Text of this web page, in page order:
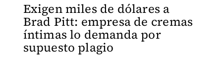
Exigen miles de dólares a
Brad Pitt: empresa de cremas
íntimas lo demanda por
supuesto plagio